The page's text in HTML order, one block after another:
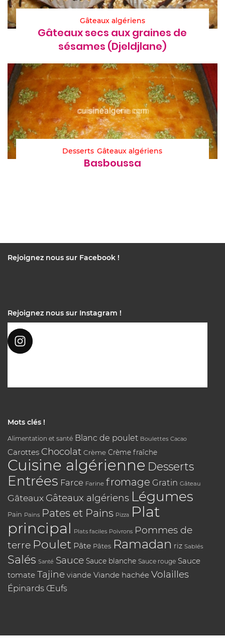
Gâteaux algériens
Gâteaux secs aux graines de
sésames (Djeldjlane)
Desserts Gâteaux algériens
Basboussa
Rejoignez nous sur Facebook !
Rejoignez nous sur Instagram !
Mots clés !
Alimentation et santé Blanc de poulet Boulettes Cacao
Carottes Chocolat Crème Crème fraîche
Cuisine algérienne Desserts
Entrées Farce Farine fromage Gratin Gâteau
Gâteaux Gâteaux algériens Légumes
Pain Pains Pates et Pains Pizza Plat
principal Plats faciles Poivrons Pommes de
terre Poulet Pâte Pâtes Ramadan riz Sablés
Salés Santé Sauce Sauce blanche Sauce rouge Sauce
tomate Tajine viande Viande hachée Volailles
Épinards Œufs